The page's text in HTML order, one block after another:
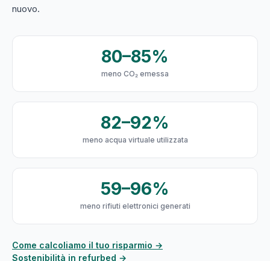
nuovo.
80–85%
meno CO₂ emessa
82–92%
meno acqua virtuale utilizzata
59–96%
meno rifiuti elettronici generati
Come calcoliamo il tuo risparmio →
Sostenibilità in refurbed →